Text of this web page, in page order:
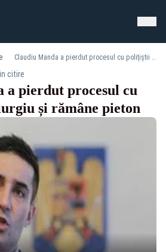
Claudiu Manda a pierdut procesul cu poliţiştii din Giurgiu și rămâne pieton
citire
a pierdut procesul cu
și rămâne pieton